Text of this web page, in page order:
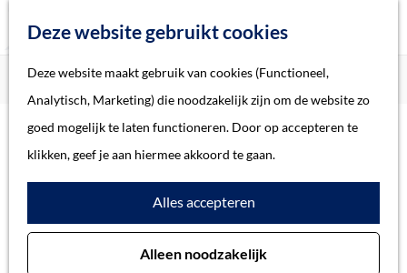
Deze website gebruikt cookies
Deze website maakt gebruik van cookies (Functioneel,
Analytisch, Marketing) die noodzakelijk zijn om de website zo
goed mogelijk te laten functioneren. Door op accepteren te
klikken, geef je aan hiermee akkoord te gaan.
Alles accepteren
Alleen noodzakelijk
k
e
Home
Verhalen
Thema
Soort object
Collecties
Home Verhalen De kikkers van de Wilhelminabrug
De kikkers van de
Wilhelminabrug:
sporen van Hildo Krop